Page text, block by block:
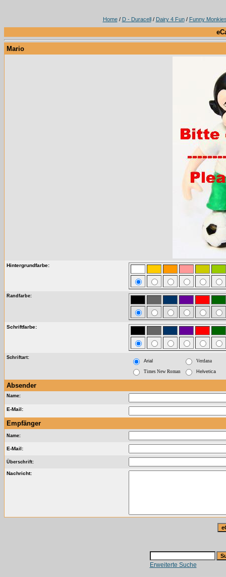
Home/ D - Duracell/ Dairy 4 Fun/ Funny
Mario
Hintergrundfarbe:
Randfarbe:
Schriftfarbe:
Schriftart:
Arial Verdana
Times New Roman Helvetica
Absender
Name:
E-Mail:
Empfänger
Name:
E-Mail:
Überschrift:
Nachricht:
Erweiterte Suche